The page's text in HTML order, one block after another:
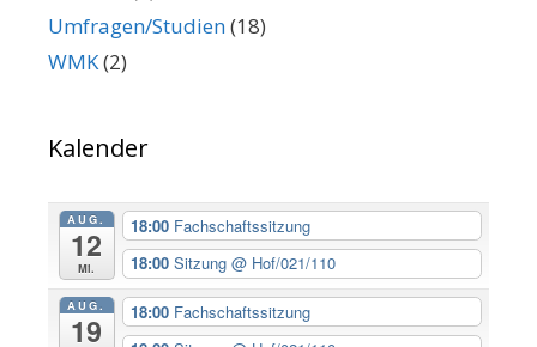
Umfragen/Studien(18)
WMK(2)
Kalender
AUG.
12
Mi.
18:00 Fachschaftssitzung
18:00 Sitzung @ Hof/021/110
AUG.
19
18:00 Fachschaftssitzung